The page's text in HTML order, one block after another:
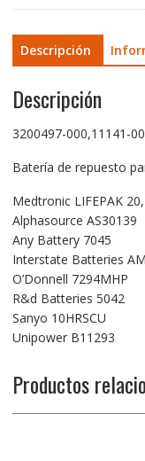
Descripción
Descripción
3200497-000,11141-
Batería de repuesto
Medtronic LIFEPAK
Alphasource AS30139
Any Battery 7045
Interstate Batteries
O’Donnell 7294MHP
R&d Batteries 5042
Sanyo 10HRSCU
Unipower B11293
Productos